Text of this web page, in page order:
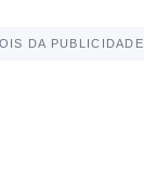
DA PUBLICIDADE